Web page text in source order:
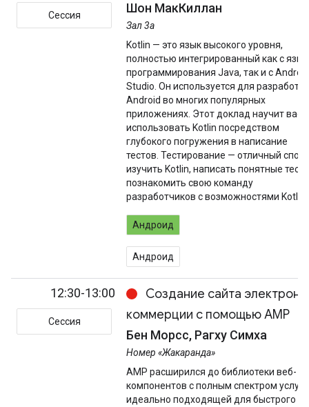
Сессия Шон МакКиллан
Зал 3а
Kotlin — это язык высокого уровня,
полностью интегрированный как с
программирования Java, так и с Android
Studio. Он используется для разработки
Android во многих популярных
приложениях. Этот доклад научит вас
использовать Kotlin посредством
глубокого погружения в написание
тестов. Тестирование — отличный
изучить Kotlin, написать понятные
познакомить свою команду
разработчиков с возможностями Kotlin.
Андроид
Андроид
12:30-13:00
Сессия
Создание сайта
коммерции с помощью AMP
Бен Морсс, Рагху Симха
Номер «Жакаранда»
AMP расширился до библиотеки веб-
компонентов с полным спектром услуг,
идеально подходящей для быстрого